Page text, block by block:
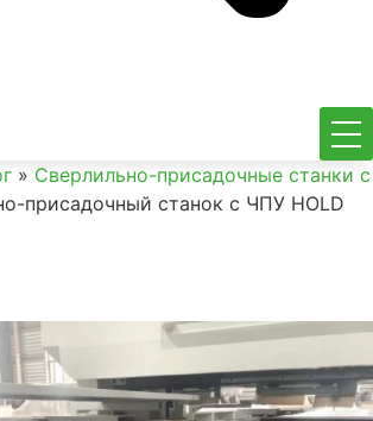
» Сверлильно-присадочные станки с
присадочный станок с ЧПУ HOLD